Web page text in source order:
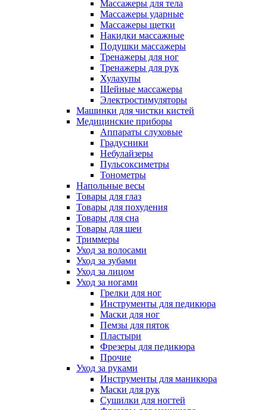
Массажеры для тела
Массажеры ударные
Массажеры щетки
Накидки массажные
Подушки массажеры
Тренажеры для ног
Тренажеры для рук
Хулахупы
Шейные массажеры
Электростимуляторы
Машинки для чистки кистей
Медицинские приборы
Аппараты слуховые
Градусники
Небулайзеры
Пульсоксиметры
Тонометры
Напольные весы
Товары для глаз
Товары для похудения
Товары для сна
Товары для шеи
Триммеры
Уход за волосами
Уход за зубами
Уход за лицом
Уход за ногами
Грелки для ног
Инструменты для педикюра
Маски для ног
Пемзы для пяток
Пластыри
Фрезеры для педикюра
Прочие
Уход за руками
Инструменты для маникюра
Маски для рук
Сушилки для ногтей